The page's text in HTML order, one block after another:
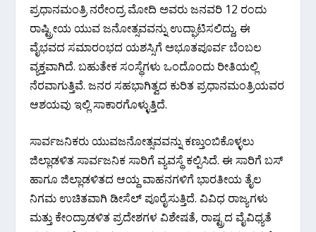
ಪ್ರಧಾನಮಂತ್ರಿ ನರೇಂದ್ರ ಮೋದಿ ಅವರು ಜನವರಿ 12 ರಂದು
ರಾಷ್ಟ್ರೀಯ ಯುವ ಜನೋತ್ಸವವನ್ನು ಉದ್ಘಾಟಿಸಲಿದ್ದು, ಈ
ವೈಭವದ ಸಮಾರಂಭದ ಯಶಸ್ಸಿಗೆ ಅಭೂತಪೂರ್ವ ಬೆಂಬಲ
ವ್ಯಕ್ತವಾಗಿದೆ. ಬಹುತೇಕ ಸಂಸ್ಥೆಗಳು ಒಂದೊಂದು ರೀತಿಯಲ್ಲಿ
ನೆರವಾಗುತ್ತಿವೆ. ಜನರ ಸಹಭಾಗಿತ್ವದ ಕುರಿತ ಪ್ರಧಾನಮಂತ್ರಿಯವರ
ಆಶಯವು ಇಲ್ಲಿ ಸಾಕಾರಗೊಳ್ಳುತ್ತಿದೆ.
ಸಾರ್ವಜನಿಕರು ಯುವಜನೋತ್ಸವವನ್ನು ಕಣ್ತುಂಬಿಕೊಳ್ಳಲು
ಜಿಲ್ಲಾಡಳಿತ ಸಾರ್ವಜನಿಕ ಸಾರಿಗೆ ವ್ಯವಸ್ಥೆ ಕಲ್ಪಿಸಿದೆ. ಈ ಸಾರಿಗೆ ಬಸ್
ಹಾಗೂ ಜಿಲ್ಲಾಡಳಿತದ ಆಯ್ದ ವಾಹನಗಳಿಗೆ ಭಾರತೀಯ ತೈಲ
ನಿಗಮ ಉಚಿತವಾಗಿ ಡೀಸೆಲ್ ಪೂರೈಸುತ್ತಿದೆ. ವಿವಿಧ ರಾಜ್ಯಗಳು
ಮತ್ತು ಕೇಂದ್ರಾಡಳಿತ ಪ್ರದೇಶಗಳ ವಿಶೇಷತೆ, ರಾಷ್ಟ್ರದ ವೈವಿಧ್ಯತೆ